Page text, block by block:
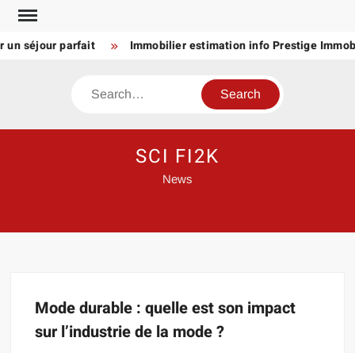
Skip
content
un séjour parfait Immobilier estimation info Prestige
Search
SCI FI2K
News
Mode durable : quelle est son impact
sur l’industrie de la mode ?